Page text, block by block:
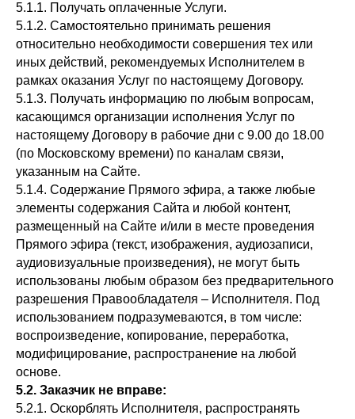
5.1.1. Получать оплаченные Услуги.
5.1.2. Самостоятельно принимать решения
относительно необходимости совершения тех или
иных действий, рекомендуемых Исполнителем в
рамках оказания Услуг по настоящему Договору.
5.1.3. Получать информацию по любым вопросам,
касающимся организации исполнения Услуг по
настоящему Договору в рабочие дни с 9.00 до 18.00
(по Московскому времени) по каналам связи,
указанным на Сайте.
5.1.4. Содержание Прямого эфира, а также любые
элементы содержания Сайта и любой контент,
размещенный на Сайте и/или в месте проведения
Прямого эфира (текст, изображения, аудиозаписи,
аудиовизуальные произведения), не могут быть
использованы любым образом без предварительного
разрешения Правообладателя – Исполнителя. Под
использованием подразумеваются, в том числе:
воспроизведение, копирование, переработка,
модифицирование, распространение на любой
основе.
5.2. Заказчик не вправе:
5.2.1. Оскорблять Исполнителя, распространять